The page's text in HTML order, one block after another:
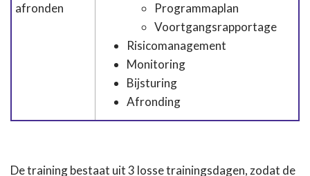
afronden
Programmaplan
Voortgangsrapportage
Risicomanagement
Monitoring
Bijsturing
Afronding
De training bestaat uit 3 losse trainingsdagen, zodat de